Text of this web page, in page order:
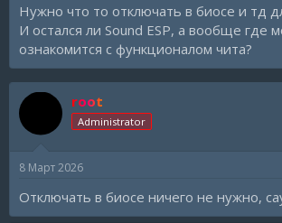
а
Нужно что то отключать в биосе и тд
И остался ли Sound ESP, а вообще где
ознакомится с функционалом чита?
root
Administrator
8 Март 2026
Отключать в биосе ничего не нужно,